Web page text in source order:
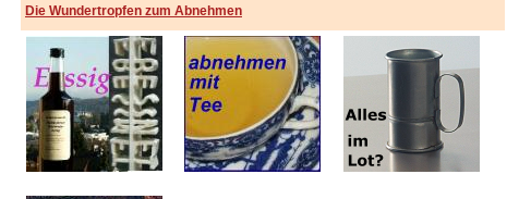
Die Wundertropfen zum Abnehmen